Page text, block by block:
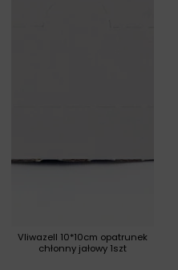
Vliwazell 10*10cm opatrunek
chłonny jałowy 1szt